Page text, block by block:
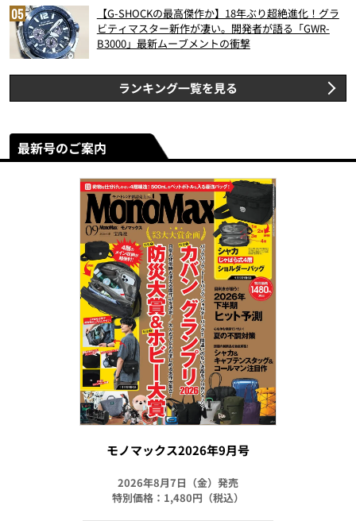
【G-SHOCKの最高傑作か】18年ぶり超絶進化！グラ
ビティマスター新作が凄い。開発者が語る「GWR-
B3000」最新ムーブメントの衝撃
ランキング一覧を見る
最新号のご案内
モノマックス2026年9月号
2026年8月7日（金）発売
特別価格：1,480円（税込）